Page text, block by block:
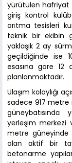
yürütülen hafriyat
giriş kontrol
arıtma tesisleri
teknik bir ekibin
yaklaşık 2 ay
geçildiğinde ise
esasına göre 12
planlanmaktadır.
Ulaşım kolaylığı
sadece 917 metre
yerleşim merkezi
metre güneyinde
olan aktif bir
betonarme